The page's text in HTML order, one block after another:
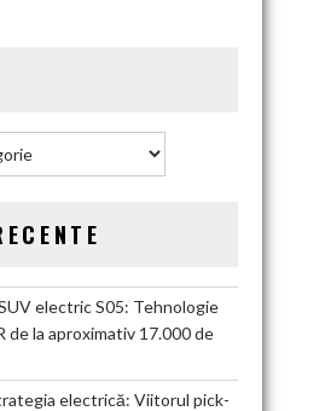
electric S05: Tehnologie
de la aproximativ 17.000 de
electrică: Viitorul pick-